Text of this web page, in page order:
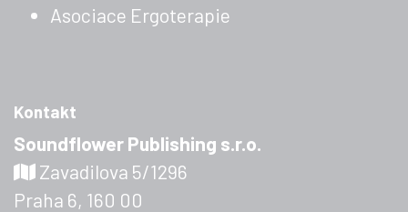
Asociace Ergoterapie
Kontakt
Soundflower Publishing s.r.o.
Zavadilova 5/1296
Praha 6, 160 00